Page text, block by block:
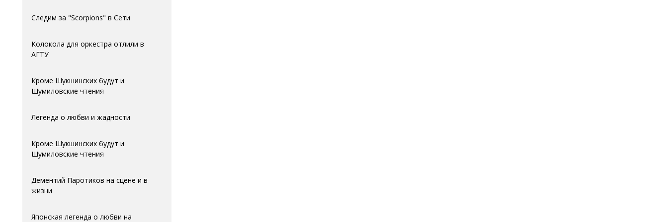
Следим за "Scorpions" в Сети
Колокола для оркестра отлили в
АГTУ
Кроме Шукшинских будут и
Шумиловские чтения
Легенда о любви и жадности
Кроме Шукшинских будут и
Шумиловские чтения
Дементий Паротиков на сцене и в
жизни
Японская легенда о любви на